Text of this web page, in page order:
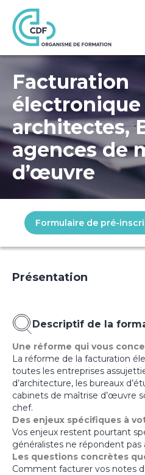
Accueil Formations
Facturation
électronique
architectes,
agences de
d’œuvre
Formulaire de pré-
Présentation
Descriptif de la
Une réforme qui vous
La réforme de la facturation
toutes les entreprises
d’architecture, les bureaux
cabinets de maîtrise d’œuvre
chef.
Des enjeux spécifiques à
Vos enjeux restent pourtant
généralistes ne répondent pas
Les questions concrètes
Comment facturer vos notes